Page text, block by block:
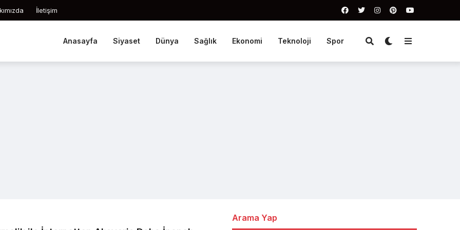
İletişim
Anasayfa Siyaset Dünya Sağlık Ekonomi Teknoloji Spor
Arama Yap